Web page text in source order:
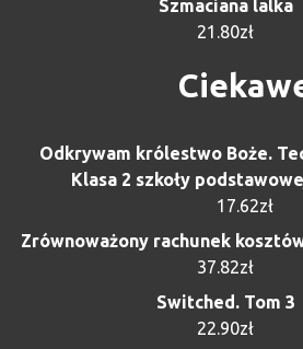
Szmaciana lalka
21.80zł
Odkrywam królestwo Boże.
Klasa 2 szkoły
17.62zł
Zrównoważony rachunek
37.82zł
Switched. Tom 3
22.90zł